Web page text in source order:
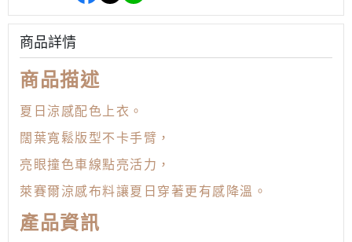
商品詳情
商品描述
夏日涼感配色上衣。
闊葉寬鬆版型不卡手臂，
亮眼撞色車線點亮活力，
萊賽爾涼感布料讓夏日穿著更有感降溫。
產品資訊